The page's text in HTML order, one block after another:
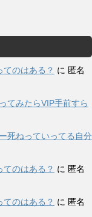
てのはある？ に 匿名
てみたらVIP手前すら
死ねっていってる自分
てのはある？ に 匿名
てのはある？ に 匿名